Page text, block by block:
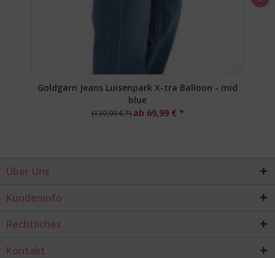
Goldgarn Jeans Luisenpark X-tra Balloon - mid
blue
(139,99 € *) ab 69,99 € *
Über Uns
Kundeninfo
Rechtliches
Kontakt